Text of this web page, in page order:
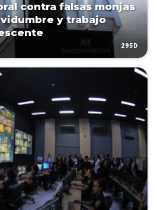
contra falsas monjas
y trabajo
295D